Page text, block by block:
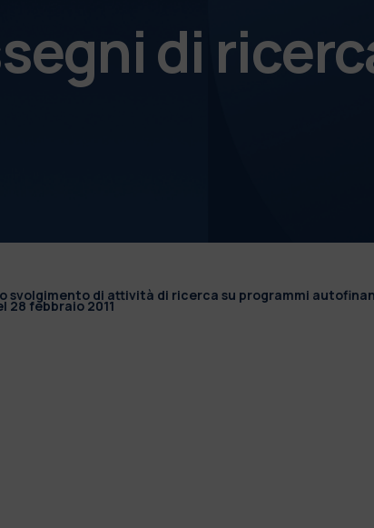
di
svolgimento di attività di ricerca su programmi
28 febbraio 2011